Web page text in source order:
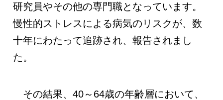
研究員やその他の専門職となっています。
慢性的ストレスによる病気のリスクが、数
十年にわたって追跡され、報告されまし
た。
その結果、40～64歳の年齢層において、